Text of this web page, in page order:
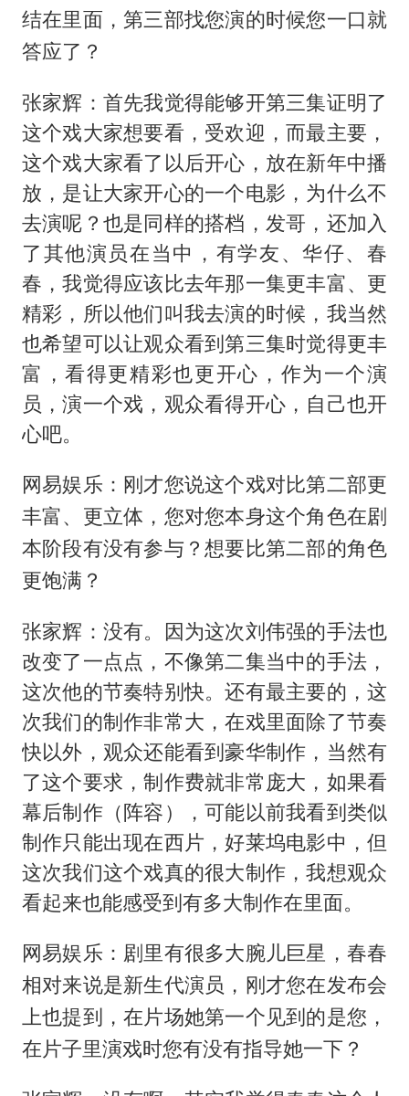
结在里面，第三部找您演的时候您一口就
答应了？
张家辉：首先我觉得能够开第三集证明了
这个戏大家想要看，受欢迎，而最主要，
这个戏大家看了以后开心，放在新年中播
放，是让大家开心的一个电影，为什么不
去演呢？也是同样的搭档，发哥，还加入
了其他演员在当中，有学友、华仔、春
春，我觉得应该比去年那一集更丰富、更
精彩，所以他们叫我去演的时候，我当然
也希望可以让观众看到第三集时觉得更丰
富，看得更精彩也更开心，作为一个演
员，演一个戏，观众看得开心，自己也开
心吧。
网易娱乐：刚才您说这个戏对比第二部更
丰富、更立体，您对您本身这个角色在剧
本阶段有没有参与？想要比第二部的角色
更饱满？
张家辉：没有。因为这次刘伟强的手法也
改变了一点点，不像第二集当中的手法，
这次他的节奏特别快。还有最主要的，这
次我们的制作非常大，在戏里面除了节奏
快以外，观众还能看到豪华制作，当然有
了这个要求，制作费就非常庞大，如果看
幕后制作（阵容），可能以前我看到类似
制作只能出现在西片，好莱坞电影中，但
这次我们这个戏真的很大制作，我想观众
看起来也能感受到有多大制作在里面。
网易娱乐：剧里有很多大腕儿巨星，春春
相对来说是新生代演员，刚才您在发布会
上也提到，在片场她第一个见到的是您，
在片子里演戏时您有没有指导她一下？